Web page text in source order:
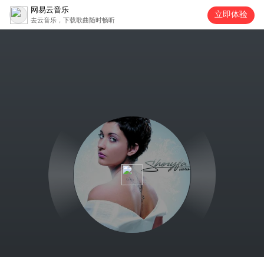
网易云音乐
去云音乐，下载歌曲随时畅听
立即体验